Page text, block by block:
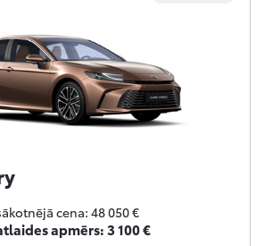
cena: 48 050 €
apmērs:3 100 €